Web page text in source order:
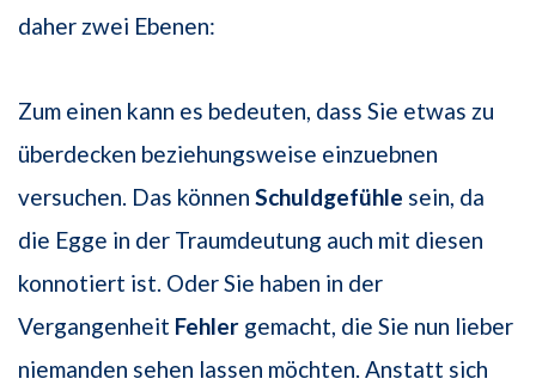
daher zwei Ebenen:
Zum einen kann es bedeuten, dass Sie etwas zu
überdecken beziehungsweise einzuebnen
versuchen. Das können Schuldgefühle sein, da
die Egge in der Traumdeutung auch mit diesen
konnotiert ist. Oder Sie haben in der
Vergangenheit Fehler gemacht, die Sie nun lieber
niemanden sehen lassen möchten. Anstatt sich